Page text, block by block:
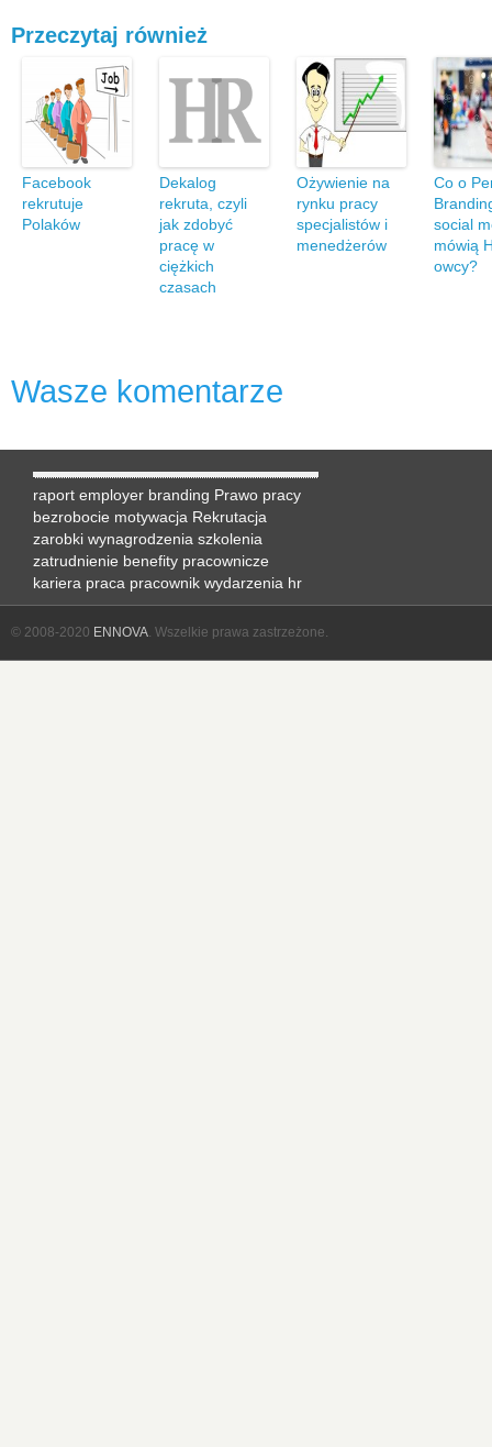
Przeczytaj również
Facebook
rekrutuje
Polaków
Dekalog
rekruta, czyli
jak zdobyć
pracę w
ciężkich
czasach
Ożywienie na
rynku pracy
specjalistów i
menedżerów
Co o
social
mówią
owcy?
Wasze komentarze
raport employer branding Prawo pracy
bezrobocie motywacja Rekrutacja
zarobki wynagrodzenia szkolenia
zatrudnienie benefity pracownicze
kariera praca pracownik wydarzenia hr
© 2008-2020 ENNOVA. Wszelkie prawa zastrzeżone.